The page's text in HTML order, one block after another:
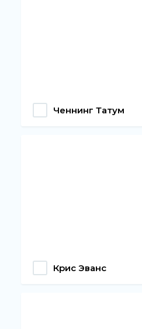
Ченнинг Татум
Крис Эванс